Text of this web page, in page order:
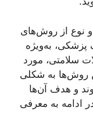
نوع از روش‌های
به‌ویژه
سلامتی، مورد
روش‌ها به شکلی
و هدف آن‌ها
ادامه به معرفی